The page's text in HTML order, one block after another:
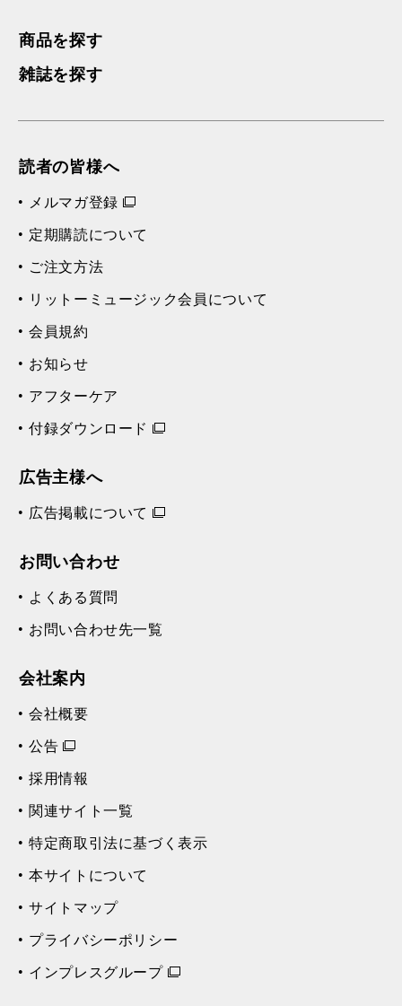
商品を探す
雑誌を探す
読者の皆様へ
メルマガ登録
定期購読について
ご注文方法
リットーミュージック会員について
会員規約
お知らせ
アフターケア
付録ダウンロード
広告主様へ
広告掲載について
お問い合わせ
よくある質問
お問い合わせ先一覧
会社案内
会社概要
公告
採用情報
関連サイト一覧
特定商取引法に基づく表示
本サイトについて
サイトマップ
プライバシーポリシー
インプレスグループ